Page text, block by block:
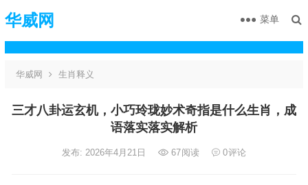
华威网 菜单
华威网 生肖释义
三才八卦运玄机，小巧玲珑妙术奇指是什么生肖，成
语落实落实解析
发布: 2026年4月21日 67阅读 0评论